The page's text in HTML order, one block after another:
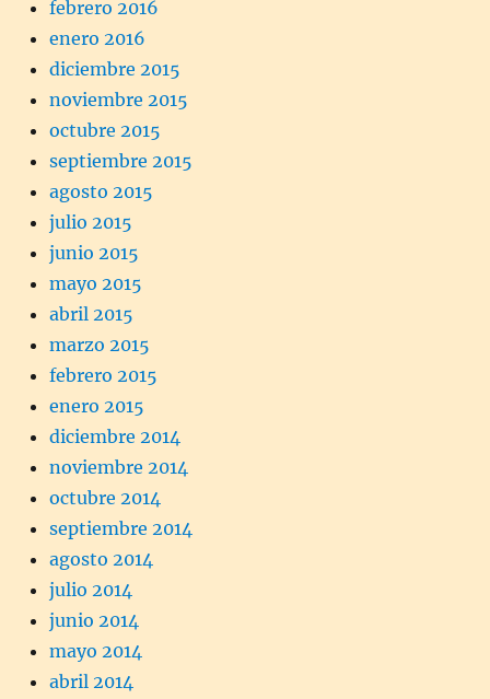
febrero 2016
enero 2016
diciembre 2015
noviembre 2015
octubre 2015
septiembre 2015
agosto 2015
julio 2015
junio 2015
mayo 2015
abril 2015
marzo 2015
febrero 2015
enero 2015
diciembre 2014
noviembre 2014
octubre 2014
septiembre 2014
agosto 2014
julio 2014
junio 2014
mayo 2014
abril 2014